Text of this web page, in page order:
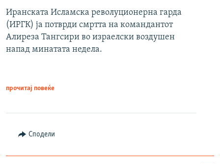
Иранската Исламска револуционерна гарда
(ИРГК) ја потврди смртта на командантот
Алиреза Тангсири во израелски воздушен
напад минатата недела.
прочитај повеќе
Сподели